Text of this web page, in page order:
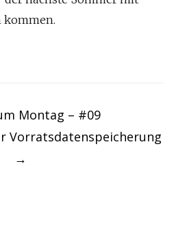
kommen.
Montag – #09
Vorratsdatenspeicherung
→